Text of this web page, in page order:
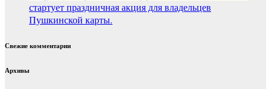
стартует праздничная акция для владельцев
Пушкинской карты.
Свежие комментарии
Архивы